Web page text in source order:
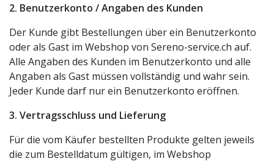
2. Benutzerkonto / Angaben des Kunden
Der Kunde gibt Bestellungen über ein Benutzerkonto
oder als Gast im Webshop von Sereno-service.ch auf.
Alle Angaben des Kunden im Benutzerkonto und alle
Angaben als Gast müssen vollständig und wahr sein.
Jeder Kunde darf nur ein Benutzerkonto eröffnen.
3. Vertragsschluss und Lieferung
Für die vom Käufer bestellten Produkte gelten jeweils
die zum Bestelldatum gültigen, im Webshop